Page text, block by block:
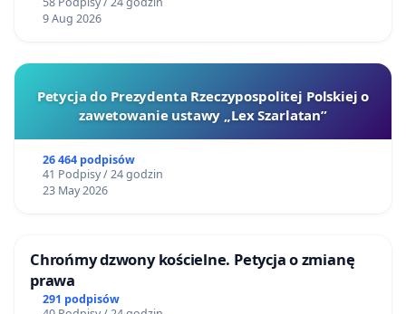
9 Aug 2026
Petycja do Prezydenta Rzeczypospolitej Polskiej o
zawetowanie ustawy „Lex Szarlatan”
26 464 podpisów
41 Podpisy / 24 godzin
23 May 2026
Chrońmy dzwony kościelne. Petycja o zmianę
prawa
291 podpisów